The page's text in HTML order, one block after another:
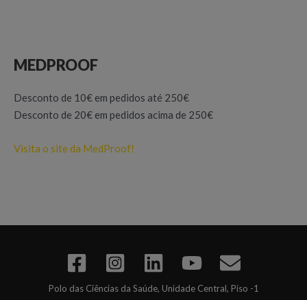
MEDPROOF
Desconto de 10€ em pedidos até 250€
Desconto de 20€ em pedidos acima de 250€
Visita o site da MedProof!
Polo das Ciências da Saúde, Unidade Central, Piso -1